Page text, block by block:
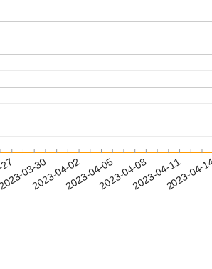
03-30
2023-04-022023-04-052023-04-082023-04-112023-04-